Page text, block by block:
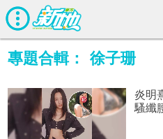
專題合輯： 徐子珊
炎明
騷纖